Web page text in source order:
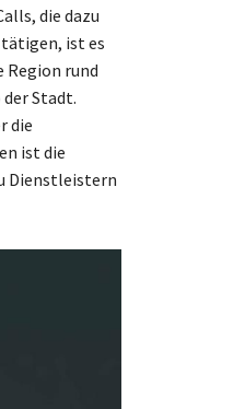
die dazu
tätigen, ist es
Region rund
Stadt.
die
ist die
Dienstleistern